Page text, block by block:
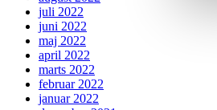
juli 2022
juni 2022
maj 2022
april 2022
marts 2022
februar 2022
januar 2022